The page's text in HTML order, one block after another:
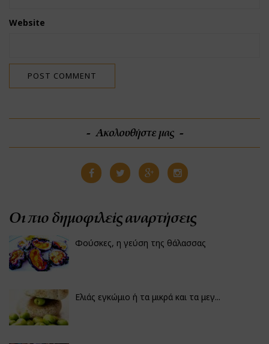
Website
Ακολουθήστε μας
Οι πιο δημοφιλείς αναρτήσεις
Φούσκες, η γεύση της θάλασσας
Ελιάς εγκώμιο ή τα μικρά και τα μεγ...